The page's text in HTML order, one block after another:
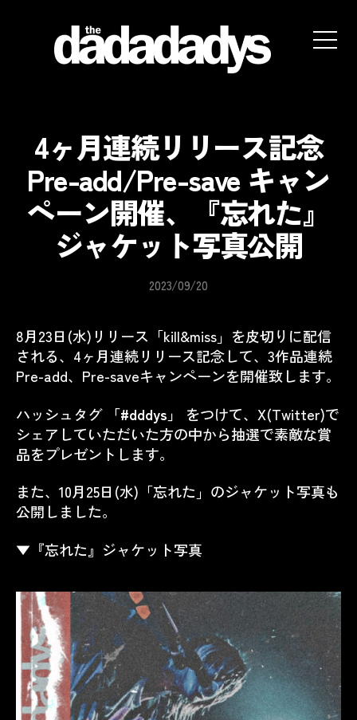
website
4ヶ月連続リリース記念
Pre-add/Pre-save キャン
ペーン開催、『忘れた』
ジャケット写真公開
2023/09/20
8月23日(水)リリース「kill&miss」を皮切りに配信
される、4ヶ月連続リリース記念して、3作品連続
Pre-add、Pre-saveキャンペーンを開催致します。
ハッシュタグ
「#dddys」
をつけて、X(Twitter)で
シェアしていただいた方の中から抽選で素敵な賞
品をプレゼントします。
また、10月25日(水)「忘れた」のジャケット写真も
公開しました。
▼『忘れた』ジャケット写真